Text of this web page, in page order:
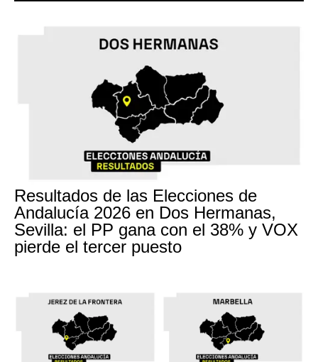
Resultados de las Elecciones de
Andalucía 2026 en Dos Hermanas,
Sevilla: el PP gana con el 38% y VOX
pierde el tercer puesto